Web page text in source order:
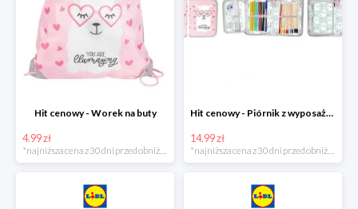
Hit cenowy - Worek na buty
4.99 zł
Hit cenowy - Piórnik z wyposażeniem
14.99 zł